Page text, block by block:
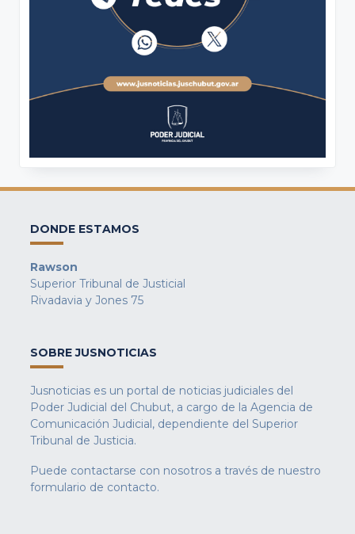
DONDE ESTAMOS
Rawson
Superior Tribunal de Justicial
Rivadavia y Jones 75
SOBRE JUSNOTICIAS
Jusnoticias es un portal de noticias judiciales del
Poder Judicial del Chubut, a cargo de la Agencia de
Comunicación Judicial, dependiente del Superior
Tribunal de Justicia.
Puede contactarse con nosotros a través de nuestro
formulario de contacto.